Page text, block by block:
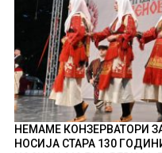
НЕМАМЕ КОНЗЕРВАТОРИ
НОСИЈА СТАРА 130